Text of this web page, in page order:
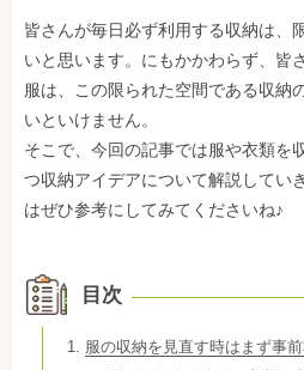
皆さんが毎日必ず利用する収納は、
いと思います。にもかかわらず、皆
服は、この限られた空間である収納
いといけません。
そこで、今回の記事では服や衣類を
つ収納アイデアについて解説してい
はぜひ参考にしてみてくださいね♪
目次
服の収納を見直す時はまず事前